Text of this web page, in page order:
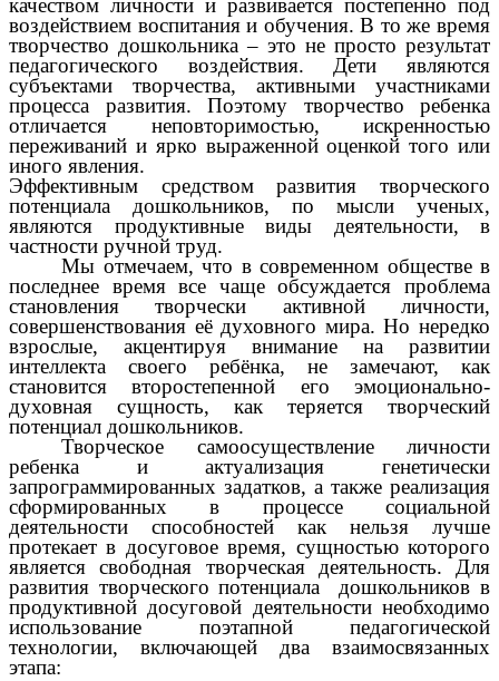
качеством личности и развивается постепенно под
воздействием воспитания и обучения. В то же время
творчество дошкольника – это не просто результат
педагогического воздействия. Дети являются
субъектами творчества, активными участниками
процесса развития. Поэтому творчество ребенка
отличается неповторимостью, искренностью
переживаний и ярко выраженной оценкой того или
иного явления.
Эффективным средством развития творческого
потенциала дошкольников, по мысли ученых,
являются продуктивные виды деятельности, в
частности ручной труд.
Мы отмечаем, что в современном обществе в
последнее время все чаще обсуждается проблема
становления творчески активной личности,
совершенствования её духовного мира. Но нередко
взрослые, акцентируя внимание на развитии
интеллекта своего ребёнка, не замечают, как
становится второстепенной его эмоционально-
духовная сущность, как теряется творческий
потенциал дошкольников.
Творческое самоосуществление личности
ребенка и актуализация генетически
запрограммированных задатков, а также реализация
сформированных в процессе социальной
деятельности способностей как нельзя лучше
протекает в досуговое время, сущностью которого
является свободная творческая деятельность. Для
развития творческого потенциала дошкольников в
продуктивной досуговой деятельности необходимо
использование поэтапной педагогической
технологии, включающей два взаимосвязанных
этапа: